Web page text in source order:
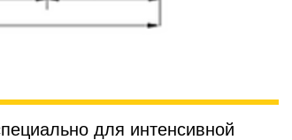
для интенсивной